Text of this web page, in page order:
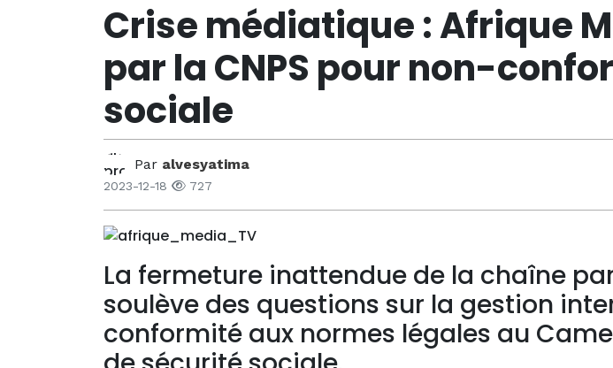
Crise médiatique : Afrique
par la CNPS pour non-
sociale
Par alvesyatima
2023-12-18 727
La fermeture inattendue de la chaîne
soulève des questions sur la gestion
conformité aux normes légales au